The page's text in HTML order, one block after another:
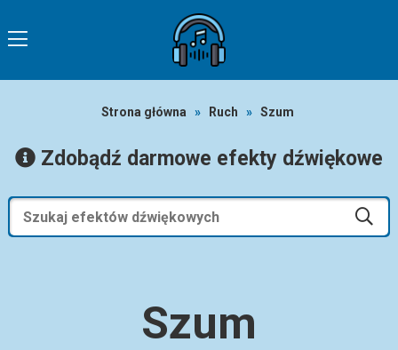
Strona główna » Ruch » Szum
Zdobądź darmowe efekty dźwiękowe
Szum